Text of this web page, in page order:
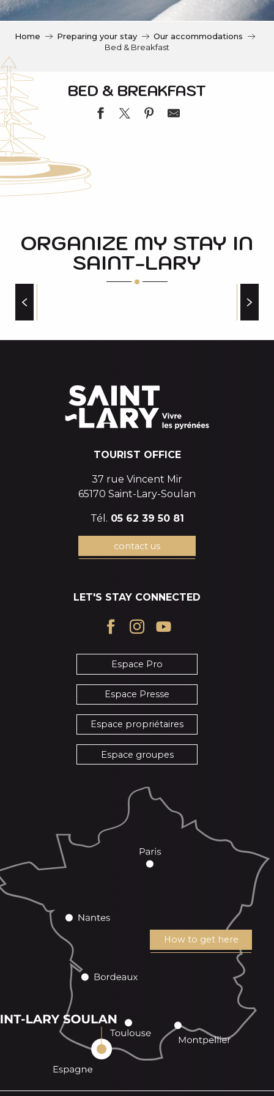
i
l
Home Preparing your stay
Our accommodations
Bed & Breakfast
BED & BREAKFAST
ORGANIZE MY STAY IN
SAINT-LARY
TOURIST OFFICE
37 rue Vincent Mir
65170 Saint-Lary-Soulan
Tél. 05 62 39 50 81
contact us
LET'S STAY CONNECTED
Espace Pro
Espace Presse
Espace propriétaires
Espace groupes
How to get here